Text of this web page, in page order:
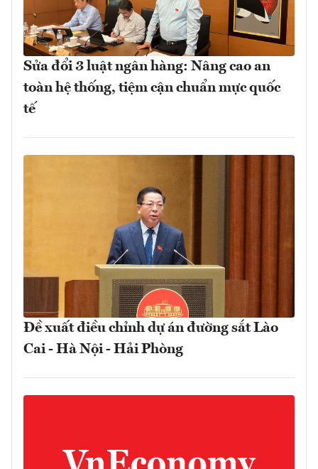
Sửa đổi 3 luật ngân hàng: Nâng cao an
toàn hệ thống, tiệm cận chuẩn mực quốc
tế
Đề xuất điều chỉnh dự án đường sắt Lào
Cai - Hà Nội - Hải Phòng